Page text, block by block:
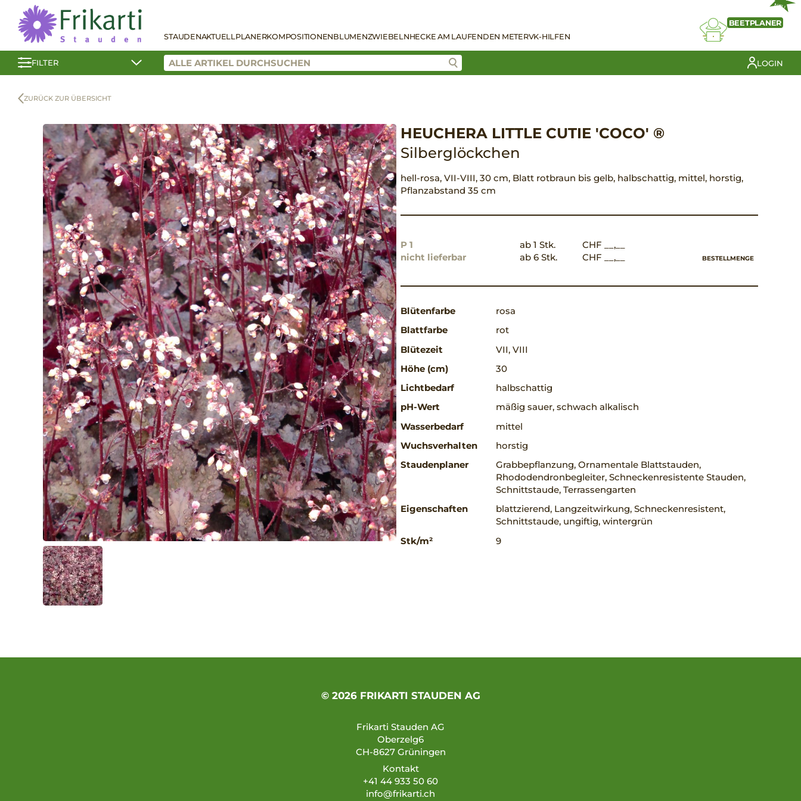
STAUDENAKTUELLPLANERKOMPOSITIONENBLUMENZWIEBELNHECKE AM LAUFENDEN METERVK-HILFEN
NEU
BEETPLANER
FILTER LOGIN
ZURÜCK ZUR ÜBERSICHT
HEUCHERA LITTLE CUTIE 'COCO' ®
Silberglöckchen
hell-rosa, VII-VIII, 30 cm, Blatt rotbraun bis gelb, halbschattig, mittel, horstig,
Pflanzabstand 35 cm
P 1
nicht lieferbar
ab 1 Stk.
CHF __,__
ab 6 Stk.
CHF __,__ BESTELLMENGE
Blütenfarbe
rosa
Blattfarbe
rot
Blütezeit
VII, VIII
Höhe (cm)
30
Lichtbedarf
halbschattig
pH-Wert
mäßig sauer, schwach alkalisch
Wasserbedarf
mittel
Wuchsverhalten
horstig
Staudenplaner
Grabbepflanzung, Ornamentale Blattstauden,
Rhododendronbegleiter, Schneckenresistente Stauden,
Schnittstaude, Terrassengarten
Eigenschaften
blattzierend, Langzeitwirkung, Schneckenresistent,
Schnittstaude, ungiftig, wintergrün
Stk/m²
9
© 2026 FRIKARTI STAUDEN AG
Frikarti Stauden AG
Oberzelg6
CH-8627 Grüningen
Kontakt
+41 44 933 50 60
info@frikarti.ch